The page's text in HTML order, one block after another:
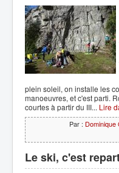
plein soleil, on installe les
manoeuvres, et c'est parti.
courtes à partir du III... Lire
Par : Dominique
Le ski, c'est